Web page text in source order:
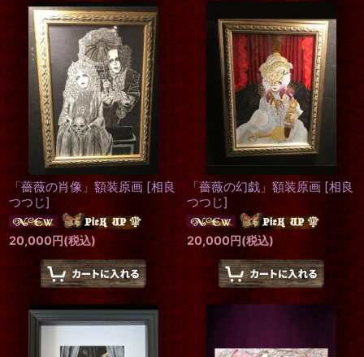
「薔薇の肖像」額装原画 [相良
つつじ]
20,000円(税込)
「薔薇の幻戯」額装原画 [相良
つつじ]
20,000円(税込)